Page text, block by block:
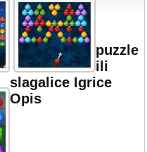
puzzle
ili
slagalice Igrice
Opis